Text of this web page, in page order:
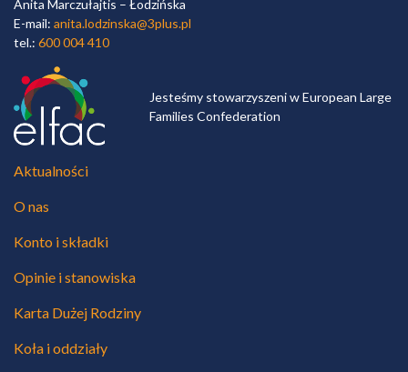
Anita Marczułajtis – Łodzińska
E-mail: anita.lodzinska@3plus.pl
tel.: 600 004 410
Jesteśmy stowarzyszeni w European Large
Families Confederation
Aktualności
O nas
Konto i składki
Opinie i stanowiska
Karta Dużej Rodziny
Koła i oddziały